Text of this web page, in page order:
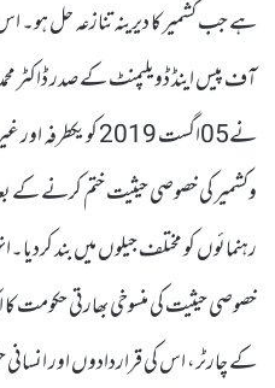
ہے جب کشمیر کا دیرینہ تنازعہ حل ہو۔
آف پیس اینڈ ڈویلپمنٹ کے صدر ڈاکٹر
نے05اگست 2019 کو
وکشمیر کی خصوصی حیثیت ختم کرنے کے
رہنمائوں کو مختلف جیلوں میں بند
خصوصی حیثیت کی منسوخی بھارتی حکومت
کے چارٹر، اس کی قراردادوں اور